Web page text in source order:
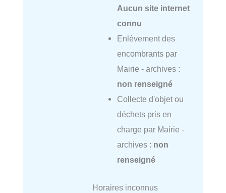
Aucun site internet
connu
Enlèvement des
encombrants par
Mairie - archives :
non renseigné
Collecte d'objet ou
déchets pris en
charge par Mairie -
archives : non
renseigné
Horaires inconnus